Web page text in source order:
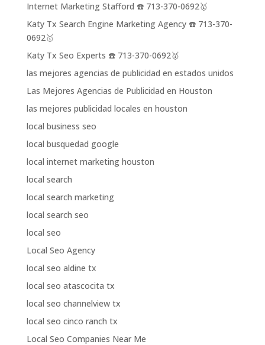
Internet Marketing Stafford ☎️ 713-370-0692🥇
Katy Tx Search Engine Marketing Agency ☎️ 713-370-
0692🥇
Katy Tx Seo Experts ☎️ 713-370-0692🥇
las mejores agencias de publicidad en estados unidos
Las Mejores Agencias de Publicidad en Houston
las mejores publicidad locales en houston
local business seo
local busquedad google
local internet marketing houston
local search
local search marketing
local search seo
local seo
Local Seo Agency
local seo aldine tx
local seo atascocita tx
local seo channelview tx
local seo cinco ranch tx
Local Seo Companies Near Me